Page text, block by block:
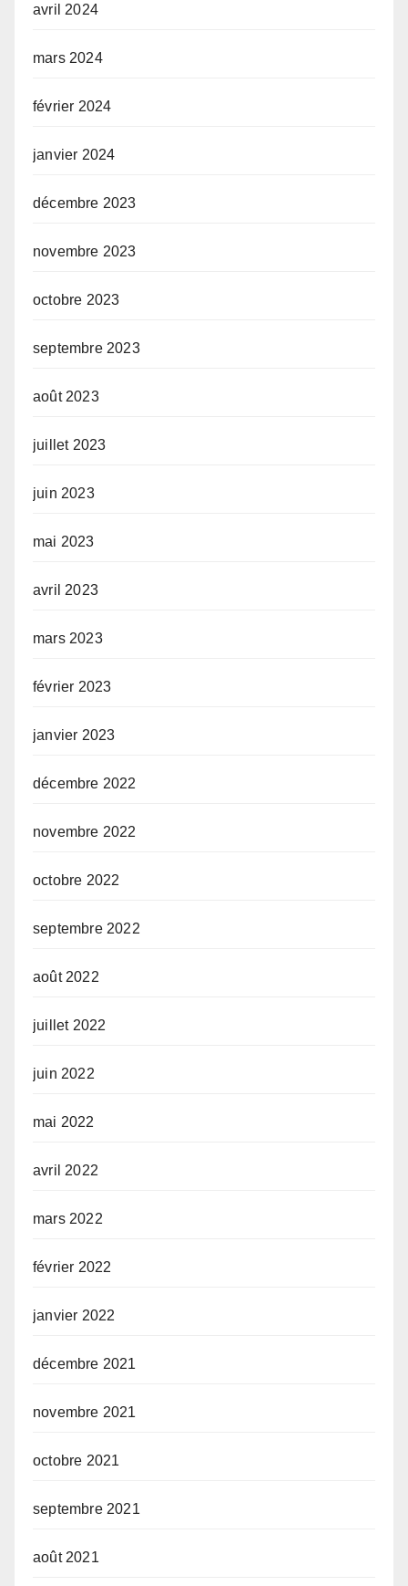
avril 2024
mars 2024
février 2024
janvier 2024
décembre 2023
novembre 2023
octobre 2023
septembre 2023
août 2023
juillet 2023
juin 2023
mai 2023
avril 2023
mars 2023
février 2023
janvier 2023
décembre 2022
novembre 2022
octobre 2022
septembre 2022
août 2022
juillet 2022
juin 2022
mai 2022
avril 2022
mars 2022
février 2022
janvier 2022
décembre 2021
novembre 2021
octobre 2021
septembre 2021
août 2021